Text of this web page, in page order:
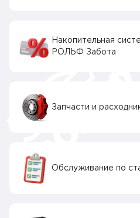
Накопительная
РОЛЬФ Забота
Запчасти и
Обслуживание по